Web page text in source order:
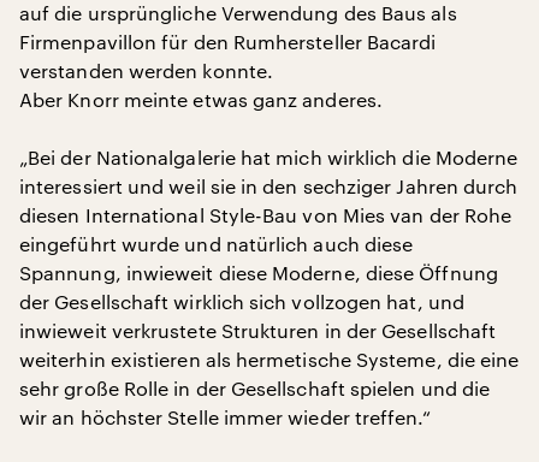
auf die ursprüngliche Verwendung des Baus als
Firmenpavillon für den Rumhersteller Bacardi
verstanden werden konnte.
Aber Knorr meinte etwas ganz anderes.
„Bei der Nationalgalerie hat mich wirklich die Moderne
interessiert und weil sie in den sechziger Jahren durch
diesen International Style-Bau von Mies van der Rohe
eingeführt wurde und natürlich auch diese
Spannung, inwieweit diese Moderne, diese Öffnung
der Gesellschaft wirklich sich vollzogen hat, und
inwieweit verkrustete Strukturen in der Gesellschaft
weiterhin existieren als hermetische Systeme, die eine
sehr große Rolle in der Gesellschaft spielen und die
wir an höchster Stelle immer wieder treffen.“